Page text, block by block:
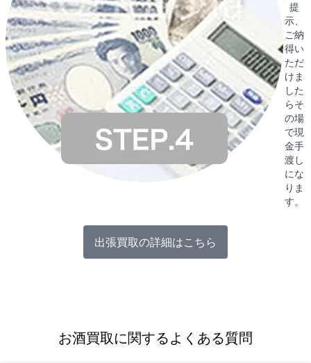
提
示、
ご納
得い
ただ
けま
した
らそ
の場
で現
金手
渡し
にな
りま
す。
出張買取の詳細はこちら
お酒買取に関するよくある質問